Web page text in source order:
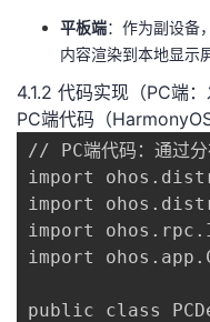
​平板端​：作为副设备
内容渲染到本地显示
4.1.2 代码实现（PC端：
PC端代码（
// PC端代码：通过分
import
import
import
import
public class